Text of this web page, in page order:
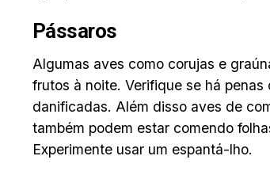
Pássaros
Algumas aves como corujas e
frutos à noite. Verifique se há
danificadas. Além disso aves de
também podem estar comendo
Experimente usar um espantá-lho.